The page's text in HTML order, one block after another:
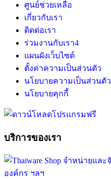
ศูนย์ช่วยเหลือ
เกี่ยวกับเรา
ติดต่อเรา
ร่วมงานกับเรา4
แผนผังเว็บไซต์
ตั้งค่าความเป็นส่วนตัว
นโยบายความเป็นส่วนตัว
นโยบายคุกกี้
บริการของเรา